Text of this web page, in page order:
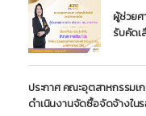
ผู้ช่วยศ
รับคัดเ
ประกาศ คณะอุตสาหกรรมเ
ดำเนินงานจัดซื้อจัดจ้างใน